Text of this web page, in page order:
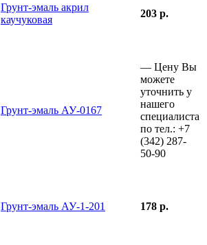
Грунт-эмаль акрил
каучуковая
203 р.
Грунт-эмаль АУ-0167
— Цену Вы
можете
уточнить у
нашего
специалиста
по тел.: +7
(342) 287-
50-90
Грунт-эмаль АУ-1-201 178 р.